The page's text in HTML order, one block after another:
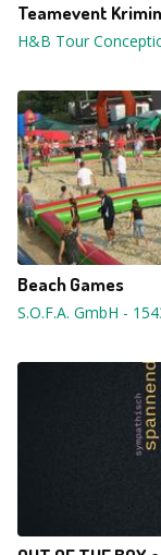
Teamevent
H&B Tour
Beach Games
S.O.F.A. GmbH -